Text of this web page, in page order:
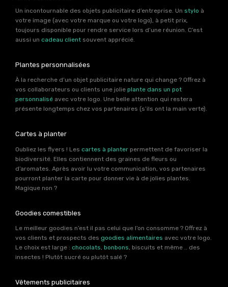
Un incontournable des objets publicitaire d’entreprise. Un stylo à
votre image (avec votre marque ou votre logo), à petit prix,
toujours disponible pour rendre service lors d’une réunion. C’est
aussi un cadeau client souvent apprécié.
Plantes personnalisées
À la recherche d’un objet publicitaire nature qui change ? Offrez à
vos collaborateurs ou clients une jolie plante dans un pot
personnalisé avec votre logo. Une belle attention qui restera
présente longtemps chez vos partenaires (s’ils ont la main verte).
Cartes à planter
Oubliez les flyers ! Les cartes à planter permettent de favoriser la
biodiversité. Elles contiennent des graines de fleurs ou
d’aromates. Après avoir lu votre communication, vos partenaires
pourront planter la carte pour donner vie à de jolies plantes.
Magique non ?
Goodies comestibles
Le meilleur goodies n’est il pas celui que l’on consomme ? Offrez à
vos clients et prospects des goodies alimentaires avec votre logo.
Le choix est large : chocolats, bonbons, biscuits et même .. des
insectes ! Plutôt sucré ou plutôt salé ?
Vêtements publicitaires